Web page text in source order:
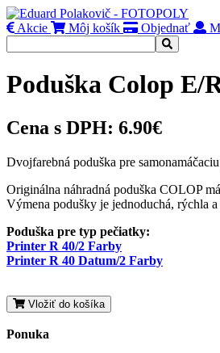
Akcie Môj košík Objednať
Poduška Colop E/
Cena s DPH: 6.90€
Dvojfarebná poduška pre
Originálna náhradná poduška COLOP
Výmena podušky je jednoduchá, rýchla
Poduška pre typ pečiatky:
Printer R 40/2 Farby
Printer R 40 Datum/2 Farby
Vložiť do košíka
Ponuka